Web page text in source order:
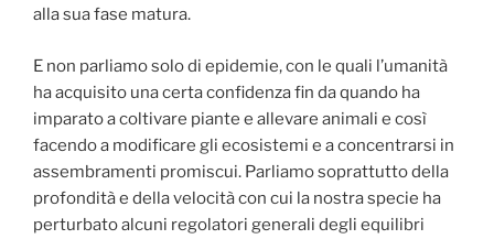
alla sua fase matura.
E non parliamo solo di epidemie, con le quali l’umanità
ha acquisito una certa confidenza fin da quando ha
imparato a coltivare piante e allevare animali e così
facendo a modificare gli ecosistemi e a concentrarsi in
assembramenti promiscui. Parliamo soprattutto della
profondità e della velocità con cui la nostra specie ha
perturbato alcuni regolatori generali degli equilibri